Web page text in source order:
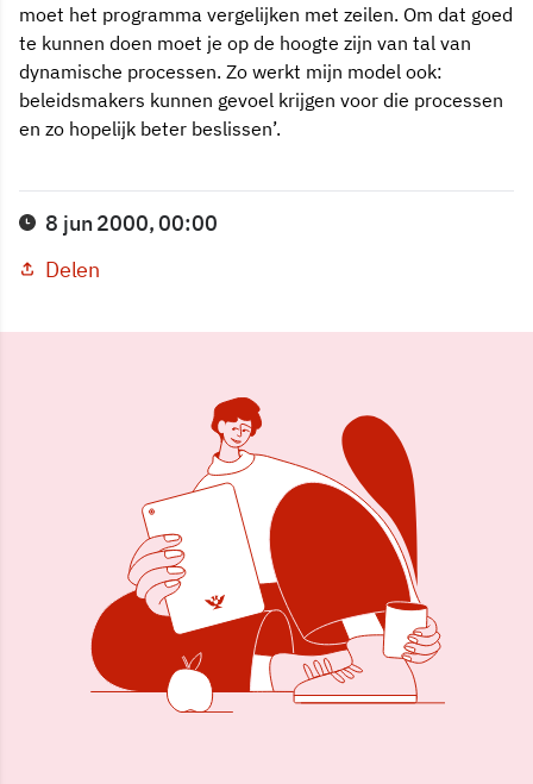
moet het programma vergelijken met zeilen. Om dat goed
te kunnen doen moet je op de hoogte zijn van tal van
dynamische processen. Zo werkt mijn model ook:
beleidsmakers kunnen gevoel krijgen voor die processen
en zo hopelijk beter beslissen’.
8 jun 2000, 00:00
Delen